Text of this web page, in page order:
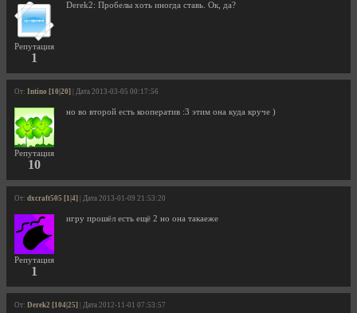
Репутация
1
Derek2: Пробелы хоть иногда ставь. Ок, да?
От: Intino [10|20] | Дата 2013-03-05 00:17:56
Репутация
10
но во второй есть кооператив :3 этим она куда круче )
От: dxcraft505 [1|4] | Дата 2013-01-09 21:53:20
Репутация
1
игру прошёл есть ещё 2 но она такаеже
От: Derek2 [104|25] | Дата 2012-11-01 07:53:57